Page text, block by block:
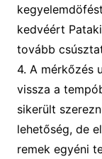
kegyelemdöfést
kedvéért
tovább
4. A mérkőzés
vissza a
sikerült
lehetőség, de
remek egyéni